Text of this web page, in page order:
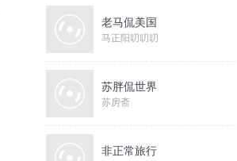
老马侃美国
马正阳叨叨叨
苏胖侃世界
苏房斋
非正常旅行